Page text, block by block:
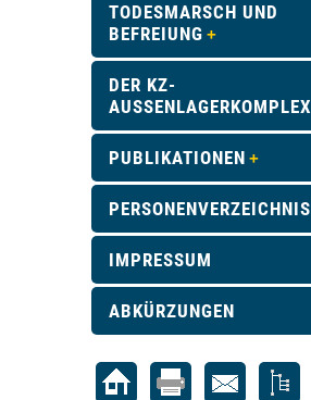
TODESMARSCH UND
BEFREIUNG
DER KZ-
AUSSENLAGERKOMPLEX
PUBLIKATIONEN
PERSONENVERZEICHNIS
IMPRESSUM
ABKÜRZUNGEN